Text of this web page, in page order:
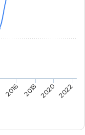
2016 2018 2020 2022